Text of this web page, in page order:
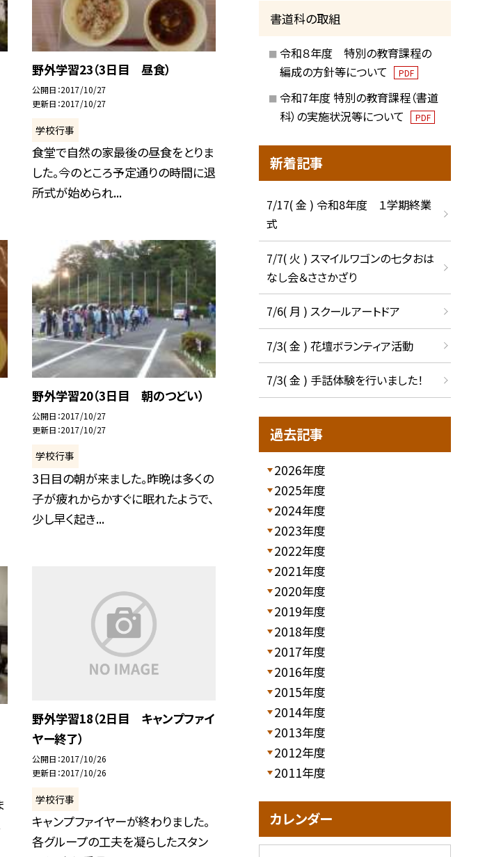
野外学習23（3日目 昼食）
公開日 2017/10/27
更新日 2017/10/27
学校行事
食堂で自然の家最後の昼食をとりま
した。今のところ予定通りの時間に退
所式が始められ...
野外学習20（3日目 朝のつどい）
公開日 2017/10/27
更新日 2017/10/27
学校行事
3日目の朝が来ました。昨晩は多くの
子が疲れからかすぐに眠れたようで、
少し早く起き...
野外学習18（2日目 キャンプファイ
ヤー終了）
公開日 2017/10/26
更新日 2017/10/26
学校行事
キャンプファイヤーが終わりました。
各グループの工夫を凝らしたスタン
書道科の取組
令和８年度 特別の教育課程の
編成の方針等について
PDF
令和7年度 特別の教育課程（書道
科）の実施状況等について
PDF
新着記事
7/17( 金 ) 令和8年度 １学期終業
式
7/7( 火 ) スマイルワゴンの七夕おは
なし会＆ささかざり
7/6( 月 ) スクールアートドア
7/3( 金 ) 花壇ボランティア活動
7/3( 金 ) 手話体験を行いました！
過去記事
2026年度
2025年度
2024年度
2023年度
2022年度
2021年度
2020年度
2019年度
2018年度
2017年度
2016年度
2015年度
2014年度
2013年度
2012年度
2011年度
カレンダー